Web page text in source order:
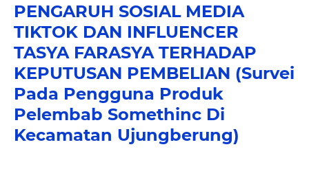
PENGARUH SOSIAL MEDIA
TIKTOK DAN INFLUENCER
TASYA FARASYA TERHADAP
KEPUTUSAN PEMBELIAN (Survei
Pada Pengguna Produk
Pelembab Somethinc Di
Kecamatan Ujungberung)